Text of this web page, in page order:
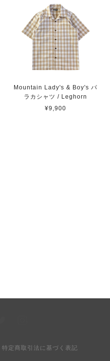
Mountain Lady's & Boy's パ
ラカシャツ / Leghorn
¥9,900
特定商取引法に基づく表記